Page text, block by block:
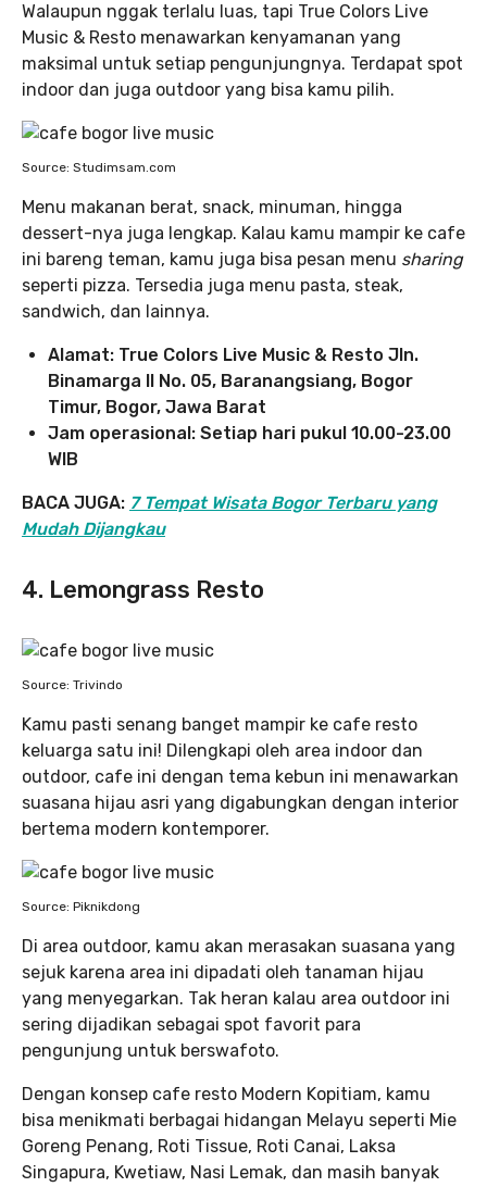
Walaupun nggak terlalu luas, tapi True Colors Live
Music & Resto menawarkan kenyamanan yang
maksimal untuk setiap pengunjungnya. Terdapat spot
indoor dan juga outdoor yang bisa kamu pilih.
Source: Studimsam.com
Menu makanan berat, snack, minuman, hingga
dessert-nya juga lengkap. Kalau kamu mampir ke cafe
ini bareng teman, kamu juga bisa pesan menu sharing
seperti pizza. Tersedia juga menu pasta, steak,
sandwich, dan lainnya.
Alamat: True Colors Live Music & Resto Jln.
Binamarga II No. 05, Baranangsiang, Bogor
Timur, Bogor, Jawa Barat
Jam operasional: Setiap hari pukul 10.00-23.00
WIB
BACA JUGA: 7 Tempat Wisata Bogor Terbaru yang
Mudah Dijangkau
4. Lemongrass Resto
Source: Trivindo
Kamu pasti senang banget mampir ke cafe resto
keluarga satu ini! Dilengkapi oleh area indoor dan
outdoor, cafe ini dengan tema kebun ini menawarkan
suasana hijau asri yang digabungkan dengan interior
bertema modern kontemporer.
Source: Piknikdong
Di area outdoor, kamu akan merasakan suasana yang
sejuk karena area ini dipadati oleh tanaman hijau
yang menyegarkan. Tak heran kalau area outdoor ini
sering dijadikan sebagai spot favorit para
pengunjung untuk berswafoto.
Dengan konsep cafe resto Modern Kopitiam, kamu
bisa menikmati berbagai hidangan Melayu seperti Mie
Goreng Penang, Roti Tissue, Roti Canai, Laksa
Singapura, Kwetiaw, Nasi Lemak, dan masih banyak